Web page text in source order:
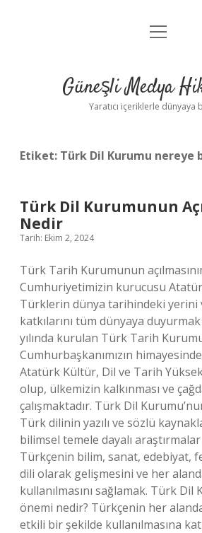
Anasayfa
Yasal Uyarı
menüyü
Güneşli Medya
Yaratıcı içeriklerle dünyaya
Etiket: Türk Dil Kurumu nereye
Türk Dil Kurumunun
Nedir
Tarih: Ekim 2, 2024
Türk Tarih Kurumunun
Cumhuriyetimizin kurucusu
Türklerin dünya tarihindeki yerini
katkılarını tüm dünyaya duyurmak
yılında kurulan Türk Tarih
Cumhurbaşkanımızın
Atatürk Kültür, Dil ve Tarih
olup, ülkemizin kalkınması ve
çalışmaktadır. Türk Dil
Türk dilinin yazılı ve sözlü
bilimsel temele dayalı
Türkçenin bilim, sanat, edebiyat,
dili olarak gelişmesini ve her
kullanılmasını sağlamak. Türk Dil
önemi nedir? Türkçenin her
etkili bir şekilde kullanılmasına